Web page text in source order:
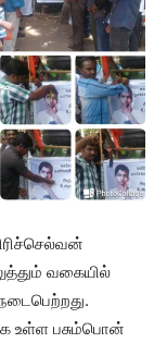
வகையில்
உள்ள பசும்பொன்